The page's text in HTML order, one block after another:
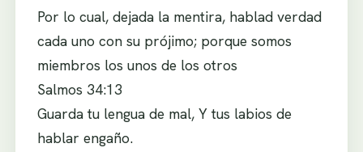
Por lo cual, dejada la mentira, hablad verdad
cada uno con su prójimo; porque somos
miembros los unos de los otros
Salmos 34:13
Guarda tu lengua de mal, Y tus labios de
hablar engaño.